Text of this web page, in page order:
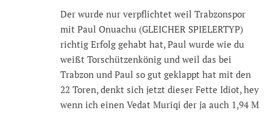
Der wurde nur verpflichtet weil Trabzonspor
mit Paul Onuachu (GLEICHER SPIELERTYP)
richtig Erfolg gehabt hat, Paul wurde wie du
weißt Torschützenkönig und weil das bei
Trabzon und Paul so gut geklappt hat mit den
22 Toren, denkt sich jetzt dieser Fette Idiot, hey
wenn ich einen Vedat Muriqi der ja auch 1,94 M